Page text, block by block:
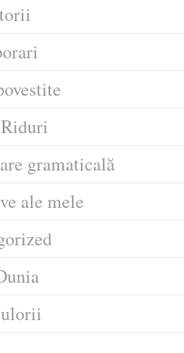
gramaticală
ale mele